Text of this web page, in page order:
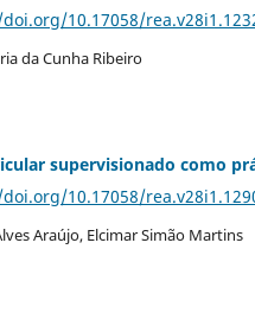
10.17058/
da Cunha Ribeiro
supervisionado como
10.17058/
Araújo, Elcimar Simão Martins